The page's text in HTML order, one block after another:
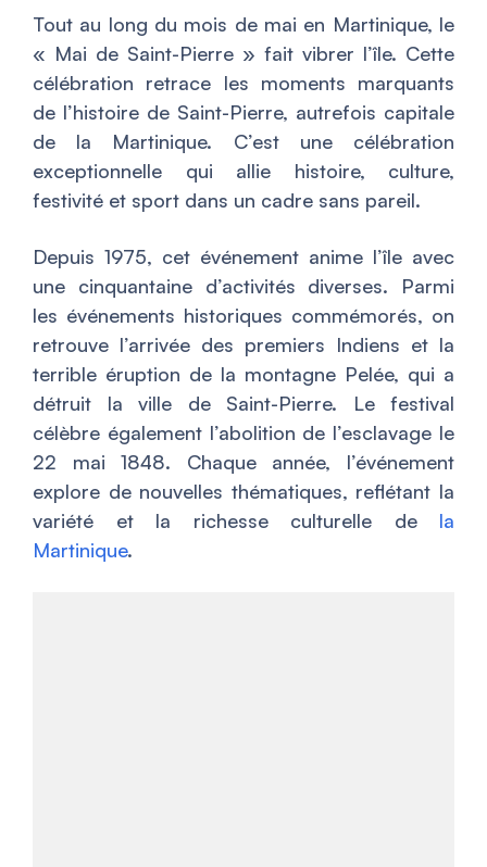
Tout au long du mois de mai en Martinique, le
« Mai de Saint-Pierre » fait vibrer l’île. Cette
célébration retrace les moments marquants
de l’histoire de Saint-Pierre, autrefois capitale
de la Martinique. C’est une célébration
exceptionnelle qui allie histoire, culture,
festivité et sport dans un cadre sans pareil.
Depuis 1975, cet événement anime l’île avec
une cinquantaine d’activités diverses. Parmi
les événements historiques commémorés, on
retrouve l’arrivée des premiers Indiens et la
terrible éruption de la montagne Pelée, qui a
détruit la ville de Saint-Pierre. Le festival
célèbre également l’abolition de l’esclavage le
22 mai 1848. Chaque année, l’événement
explore de nouvelles thématiques, reflétant la
variété et la richesse culturelle de la
Martinique.